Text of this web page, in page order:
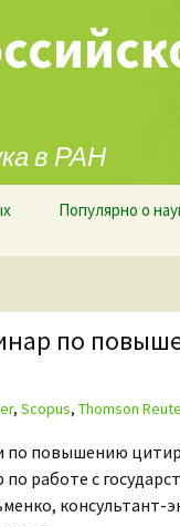
в РАН
Популярно о
по
, Scopus, Thomson
повышению
работе с
консультант-